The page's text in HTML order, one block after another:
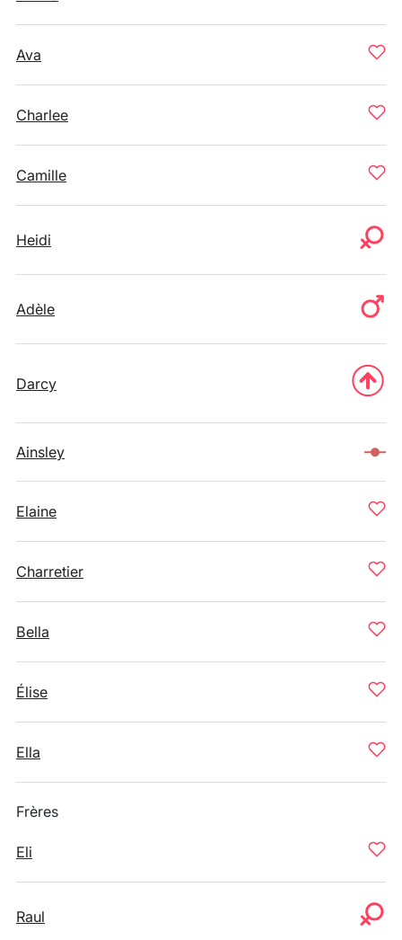
Ava
Charlee
Camille
Heidi
Adèle
Darcy
Ainsley
Elaine
Charretier
Bella
Élise
Ella
Frères
Eli
Raul